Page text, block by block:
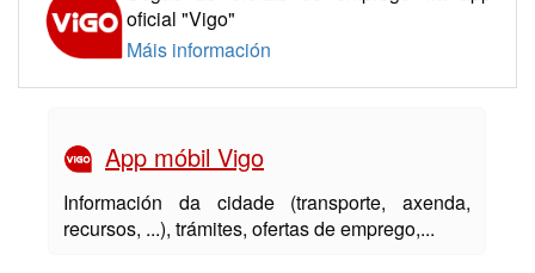
oficial "Vigo"
Máis información
App móbil Vigo
Información da cidade (transporte, axenda,
recursos, ...), trámites, ofertas de emprego,...